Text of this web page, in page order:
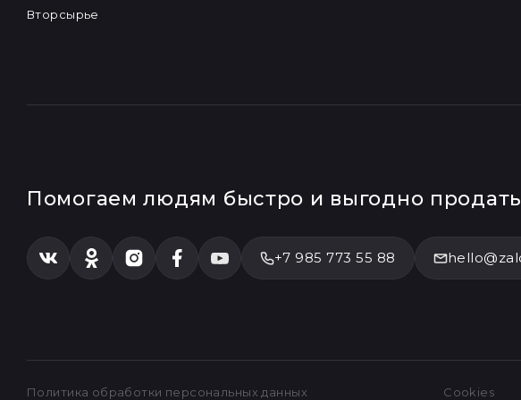
Вторсырье
Помогаем людям быстро и выгодно
+7 985 773 55 88
Политика обработки персональных данных Cookies